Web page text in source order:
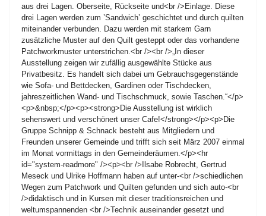
aus drei Lagen. Oberseite, Rückseite und<br />Einlage. Diese
drei Lagen werden zum ’Sandwich’ geschichtet und durch quilten
miteinander verbunden. Dazu werden mit starkem Garn
zusätzliche Muster auf den Quilt gesteppt oder das vorhandene
Patchworkmuster unterstrichen.<br /><br />„In dieser
Ausstellung zeigen wir zufällig ausgewählte Stücke aus
Privatbesitz. Es handelt sich dabei um Gebrauchsgegenstände
wie Sofa- und Bettdecken, Gardinen oder Tischdecken,
jahreszeitlichen Wand- und Tischschmuck, sowie Taschen.“</p>
<p>&nbsp;</p><p><strong>Die Ausstellung ist wirklich
sehenswert und verschönert unser Cafe!</strong></p><p>Die
Gruppe Schnipp & Schnack besteht aus Mitgliedern und
Freunden unserer Gemeinde und trifft sich seit März 2007 einmal
im Monat vormittags in den Gemeinderäumen.</p><hr
id="system-readmore" /><p><br />Ilsabe Robrecht, Gertrud
Meseck und Ulrike Hoffmann haben auf unter-<br />schiedlichen
Wegen zum Patchwork und Quilten gefunden und sich auto-<br
/>didaktisch und in Kursen mit dieser traditionsreichen und
weltumspannenden <br />Technik auseinander gesetzt und